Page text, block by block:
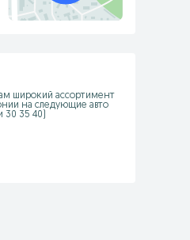
широкий ассортимент
на следующие авто
30 35 40)